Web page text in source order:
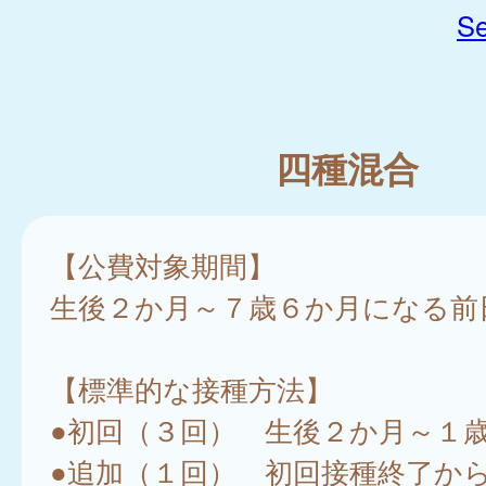
四種混合
【公費対象期間】
生後２か月～７歳６か月になる
【標準的な接種方法】
●初回（３回） 生後２か月～１
●追加（１回） 初回接種終了か